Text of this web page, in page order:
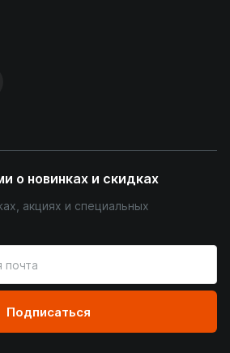
о новинках и скидках
акциях и специальных
Подписаться